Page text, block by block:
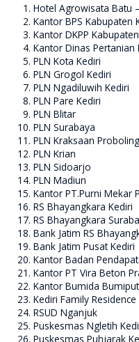
Hotel Agrowisata Batu
Kantor BPS Kabupaten
Kantor DKPP
Kantor Dinas Pertanian
PLN Kota Kediri
PLN Grogol Kediri
PLN Ngadiluwih Kediri
PLN Pare Kediri
PLN Blitar
PLN Surabaya
PLN Kraksaan
PLN Krian
PLN Sidoarjo
PLN Madiun
Kantor PT.Purni Mekar
RS Bhayangkara Kediri
RS Bhayangkara
Bank Jatim RS
Bank Jatim Pusat Kediri
Kantor Badan
Kantor PT Vira Beton
Kantor Bumida
Kediri Family Residence
RSUD Nganjuk
Puskesmas Ngletih
Puskesmas Puhjarak